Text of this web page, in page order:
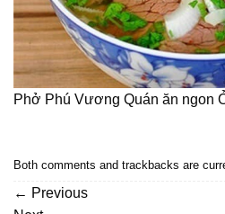
Phở Phú Vương Quán ăn ngon
Both comments and trackbacks are
← Previous